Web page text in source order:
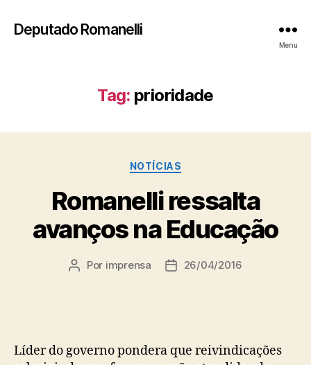
Deputado Romanelli
Menu
Tag: prioridade
Categorias
NOTÍCIAS
Romanelli ressalta
avanços na Educação
Autor
Por imprensa
Data26/04/2016
Líder do governo pondera que reivindicações